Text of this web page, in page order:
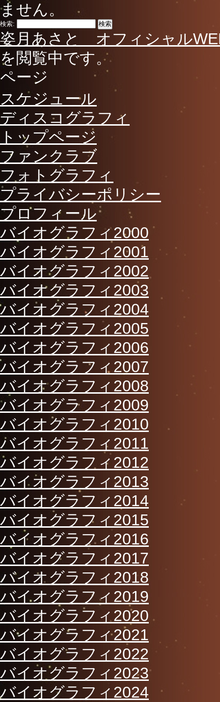
ません。
検索:
姿月あさと オフィシャル
を閲覧中です。
ページ
スケジュール
ディスコグラフィ
トップページ
ファンクラブ
フォトグラフィ
プライバシーポリシー
プロフィール
バイオグラフィ2000
バイオグラフィ2001
バイオグラフィ2002
バイオグラフィ2003
バイオグラフィ2004
バイオグラフィ2005
バイオグラフィ2006
バイオグラフィ2007
バイオグラフィ2008
バイオグラフィ2009
バイオグラフィ2010
バイオグラフィ2011
バイオグラフィ2012
バイオグラフィ2013
バイオグラフィ2014
バイオグラフィ2015
バイオグラフィ2016
バイオグラフィ2017
バイオグラフィ2018
バイオグラフィ2019
バイオグラフィ2020
バイオグラフィ2021
バイオグラフィ2022
バイオグラフィ2023
バイオグラフィ2024